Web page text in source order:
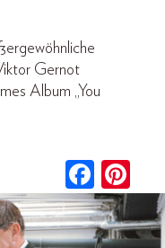
Gernot
Album „You